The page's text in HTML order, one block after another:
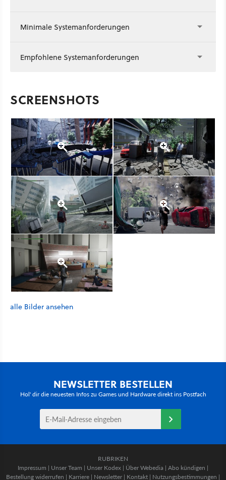
Minimale Systemanforderungen
Empfohlene Systemanforderungen
SCREENSHOTS
alle Bilder ansehen
NEWSLETTER BESTELLEN
Hol' dir die neuesten Infos zu Games und Hardware direkt ins Postfach
RUBRIKEN
Impressum | Unser Team | Unser Kodex | Über Webedia | Abo kündigen |
Bestellung widerrufen | Karriere | Newsletter | Kontakt | Nutzungsbestimmungen |